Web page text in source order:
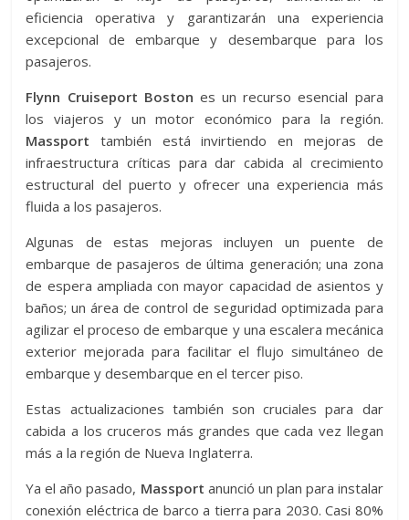
eficiencia operativa y garantizarán una experiencia
excepcional de embarque y desembarque para los
pasajeros.
Flynn Cruiseport Boston es un recurso esencial para
los viajeros y un motor económico para la región.
Massport también está invirtiendo en mejoras de
infraestructura críticas para dar cabida al crecimiento
estructural del puerto y ofrecer una experiencia más
fluida a los pasajeros.
Algunas de estas mejoras incluyen un puente de
embarque de pasajeros de última generación; una zona
de espera ampliada con mayor capacidad de asientos y
baños; un área de control de seguridad optimizada para
agilizar el proceso de embarque y una escalera mecánica
exterior mejorada para facilitar el flujo simultáneo de
embarque y desembarque en el tercer piso.
Estas actualizaciones también son cruciales para dar
cabida a los cruceros más grandes que cada vez llegan
más a la región de Nueva Inglaterra.
Ya el año pasado, Massport anunció un plan para instalar
conexión eléctrica de barco a tierra para 2030. Casi 80%